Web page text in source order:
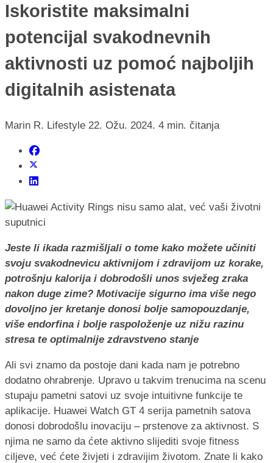
Iskoristite maksimalni
potencijal svakodnevnih
aktivnosti uz pomoć najboljih
digitalnih asistenata
Marin R. Lifestyle 22. Ožu. 2024. 4 min. čitanja
Jeste li ikada razmišljali o tome kako možete učiniti
svoju svakodnevicu aktivnijom i zdravijom uz korake,
potrošnju kalorija i dobrodošli unos svježeg zraka
nakon duge zime? Motivacije sigurno ima više nego
dovoljno jer kretanje donosi bolje samopouzdanje,
više endorfina i bolje raspoloženje uz nižu razinu
stresa te optimalnije zdravstveno stanje
Ali svi znamo da postoje dani kada nam je potrebno
dodatno ohrabrenje. Upravo u takvim trenucima na scenu
stupaju pametni satovi uz svoje intuitivne funkcije te
aplikacije. Huawei Watch GT 4 serija pametnih satova
donosi dobrodošlu inovaciju – prstenove za aktivnost. S
njima ne samo da ćete aktivno slijediti svoje fitness
ciljeve, već ćete živjeti i zdravijim životom. Znate li kako